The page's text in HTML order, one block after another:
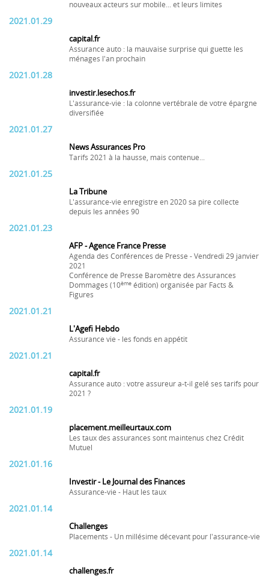
nouveaux acteurs sur mobile... et leurs limites
2021.01.29
capital.fr
Assurance auto : la mauvaise surprise qui guette les
ménages l'an prochain
2021.01.28
investir.lesechos.fr
L'assurance-vie : la colonne vertébrale de votre épargne
diversifiée
2021.01.27
News Assurances Pro
Tarifs 2021 à la hausse, mais contenue...
2021.01.25
La Tribune
L'assurance-vie enregistre en 2020 sa pire collecte
depuis les années 90
2021.01.23
AFP - Agence France Presse
Agenda des Conférences de Presse - Vendredi 29 janvier
2021
Conférence de Presse Baromètre des Assurances
Dommages (10ème édition) organisée par Facts &
Figures
2021.01.21
L'Agefi Hebdo
Assurance vie - les fonds en appétit
2021.01.21
capital.fr
Assurance auto : votre assureur a-t-il gelé ses tarifs pour
2021 ?
2021.01.19
placement.meilleurtaux.com
Les taux des assurances sont maintenus chez Crédit
Mutuel
2021.01.16
Investir - Le Journal des Finances
Assurance-vie - Haut les taux
2021.01.14
Challenges
Placements - Un millésime décevant pour l'assurance-vie
2021.01.14
challenges.fr